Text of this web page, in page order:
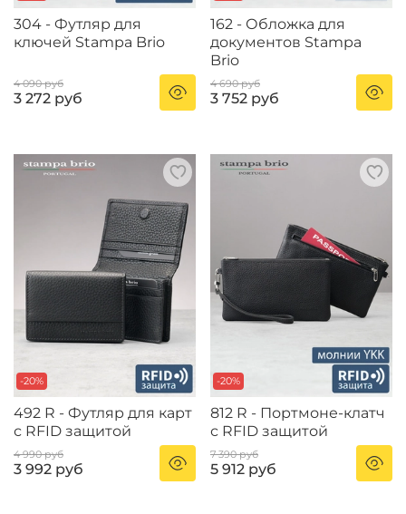
304 - Футляр для
ключей Stampa Brio
4 090 руб
3 272 руб
162 - Обложка для
документов Stampa
Brio
4 690 руб
3 752 руб
-20%
492 R - Футляр для карт
с RFID защитой
4 990 руб
3 992 руб
-20%
812 R - Портмоне-клатч
с RFID защитой
7 390 руб
5 912 руб